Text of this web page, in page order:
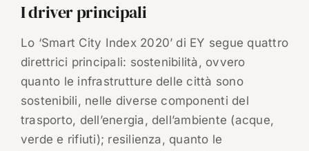
I driver principali
Lo ‘Smart City Index 2020’ di EY segue quattro
direttrici principali: sostenibilità, ovvero
quanto le infrastrutture delle città sono
sostenibili, nelle diverse componenti del
trasporto, dell’energia, dell’ambiente (acque,
verde e rifiuti); resilienza, quanto le